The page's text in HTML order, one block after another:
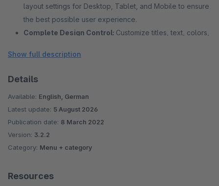
layout settings for Desktop, Tablet, and Mobile to ensure
the best possible user experience.
Complete Design Control: Customize titles, text, colors,
Show full description
Details
Available: English, German
Latest update: 5 August 2026
Publication date: 8 March 2022
Version: 3.2.2
Category: Menu + category
Resources